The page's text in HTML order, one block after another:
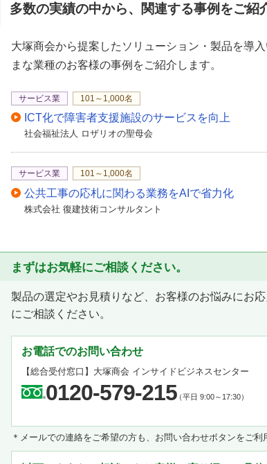
多数の実績の中から、関連する事例をご紹
大塚商会から提案したソリューション・製品を導
まな業種のお客様の事例をご紹介します。
サービス業 101～1,000名
ICT化で障害者支援施設のサービスを向上
社会福祉法人 ロザリオの聖母会
サービス業 101～1,000名
公共工事の応札に関わる業務をAIで省力化
株式会社 復建技術コンサルタント
まずはお気軽にご相談ください。
製品の選定やお見積りなど、お客様のお悩みにお
にご相談ください。
お電話でのお問い合わせ
【総合受付窓口】 大塚商会 インサイドビジネスセンター
0120-579-215（平日 9:00～17:30）
＊メールでの連絡をご希望の方も、お問い合わせボタンをご利